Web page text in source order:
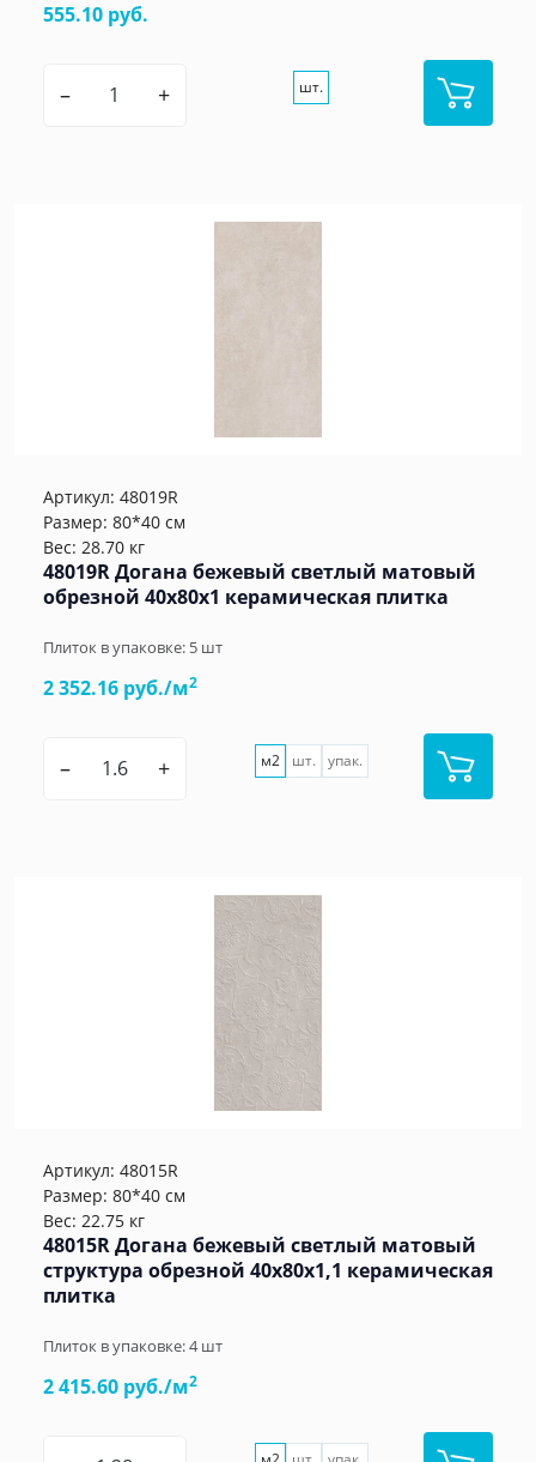
555.10 руб.
– + шт.
Артикул: 48019R
Размер: 80*40 см
Вес: 28.70 кг
48019R Догана бежевый светлый матовый
обрезной 40x80x1 керамическая плитка
Плиток в упаковке: 5 шт
2 352.16 руб./м2
– + м2 шт. упак.
Артикул: 48015R
Размер: 80*40 см
Вес: 22.75 кг
48015R Догана бежевый светлый матовый
структура обрезной 40x80x1,1 керамическая
плитка
Плиток в упаковке:4шт
2 415.60 руб./м2